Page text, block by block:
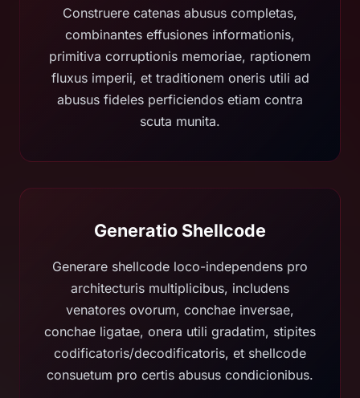
Construere catenas abusus completas,
combinantes effusiones informationis,
primitiva corruptionis memoriae, raptionem
fluxus imperii, et traditionem oneris utili ad
abusus fideles perficiendos etiam contra
scuta munita.
Generatio Shellcode
Generare shellcode loco-independens pro
architecturis multiplicibus, includens
venatores ovorum, conchae inversae,
conchae ligatae, onera utili gradatim, stipites
codificatoris/decodificatoris, et shellcode
consuetum pro certis abusus condicionibus.